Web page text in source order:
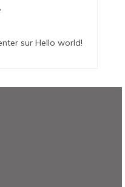
sur Hello world!